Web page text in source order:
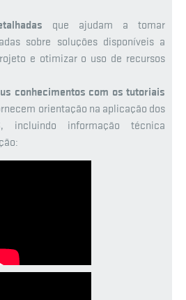
que ajudam a tomar
sobre soluções disponíveis a
e otimizar o uso de recursos
conhecimentos com os tutoriais
orientação na aplicação dos
incluindo informação técnica